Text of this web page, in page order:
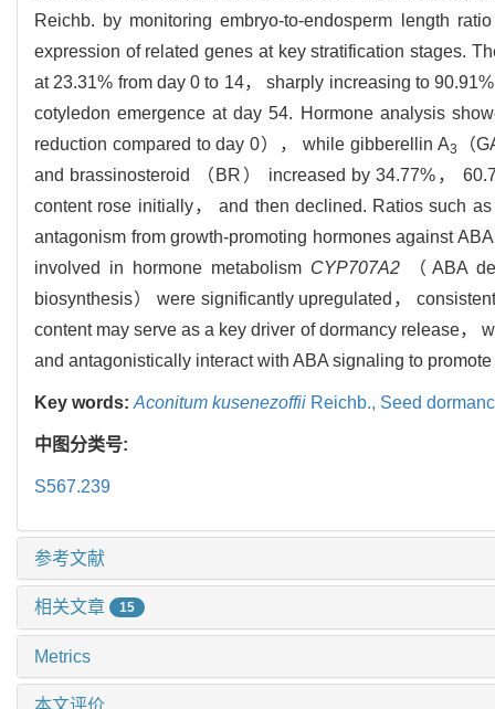
Reichb. by monitoring embryo-to-endosperm length
expression of related genes at key stratification stages.
at 23.31% from day 0 to 14， sharply increasing to
cotyledon emergence at day 54. Hormone analysis
reduction compared to day 0）， while gibberellin A3
（
and brassinosteroid （BR） increased by 34.77%，
content rose initially， and then declined. Ratios such as
antagonism from growth-promoting hormones against
involved in hormone metabolism CYP707A2 （ABA
biosynthesis） were significantly upregulated，
content may serve as a key driver of dormancy release，
and antagonistically interact with ABA signaling to
Key words: Aconitum kusenezoffii Reichb., Seed
中图分类号:
S567.239
参考文献
相关文章 15
Metrics